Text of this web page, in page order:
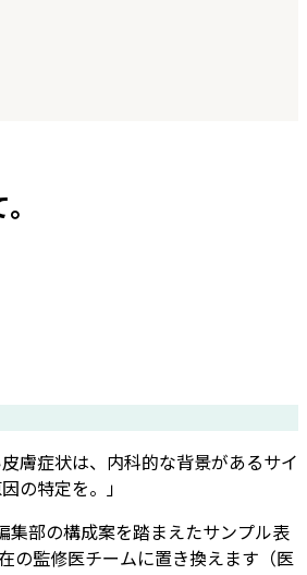
膚症状は、内科的な背景があるサイ
の特定を。」
集部の構成案を踏まえたサンプル表
の監修医チームに置き換えます（医